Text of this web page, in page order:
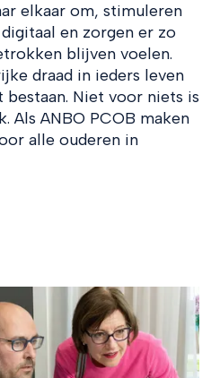
elkaar om, stimuleren
en zorgen er zo
blijven voelen.
draad in ieders leven
Niet voor niets is
Als ANBO PCOB maken
alle ouderen in